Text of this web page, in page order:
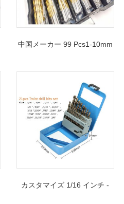
中国メーカー 99 Pcs1-10mm
カスタマイズ 1/16 インチ -